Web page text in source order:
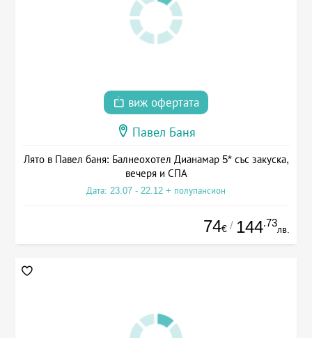
виж офертата
Павел Баня
Лято в Павел баня: Балнеохотел Дианамар 5* със закуска,
вечеря и СПА
Дата: 23.07 - 22.12 + полупансион
74€ / 144.73
лв.